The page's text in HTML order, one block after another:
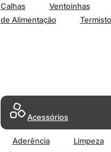
Calhas
Ventoinhas
de Alimentação
Acessórios
Aderência Limpeza